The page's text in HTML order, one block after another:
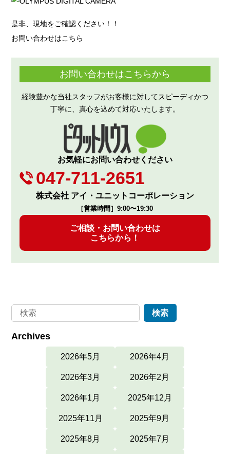
是非、現地をご確認ください！！
お問い合わせはこちら
お問い合わせはこちらから
経験豊かな当社スタッフがお客様に対してスピーディかつ
丁寧に、真心を込めて対応いたします。
お気軽にお問い合わせください
047-711-2651
株式会社 アイ・ユニットコーポレーション
［営業時間］9:00〜19:30
ご相談・お問い合わせは
こちらから！
Archives
2026年5月 2026年4月
2026年3月 2026年2月
2026年1月 2025年12月
2025年11月 2025年9月
2025年8月 2025年7月